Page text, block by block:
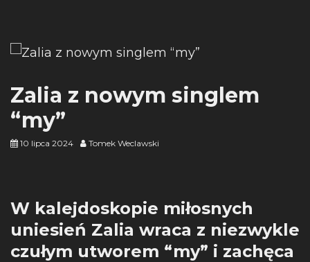
Zalia z nowym singlem
“my”
10 lipca 2024 Tomek Weclawski
W kalejdoskopie miłosnych
uniesień Zalia wraca z niezwykle
czułym utworem “my” i zachęca